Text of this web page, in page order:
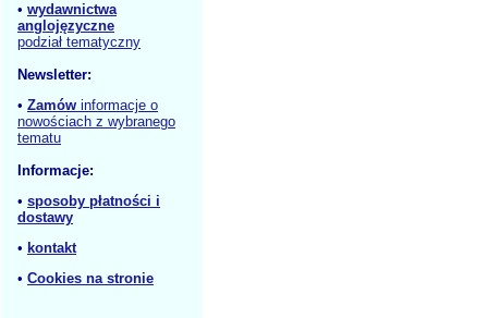
• wydawnictwa
anglojęzyczne
podział tematyczny
Newsletter:
• Zamów informacje o
nowościach z wybranego
tematu
Informacje:
• sposoby płatności i
dostawy
• kontakt
• Cookies na stronie